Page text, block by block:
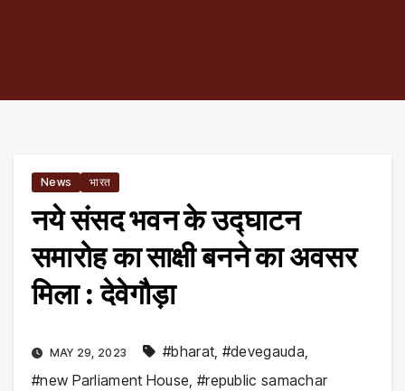
News भारत
नये संसद भवन के उद्घाटन
समारोह का साक्षी बनने का अवसर
मिला : देवेगौड़ा
MAY 29, 2023 #bharat, #devegauda,
#new Parliament House, #republic samachar